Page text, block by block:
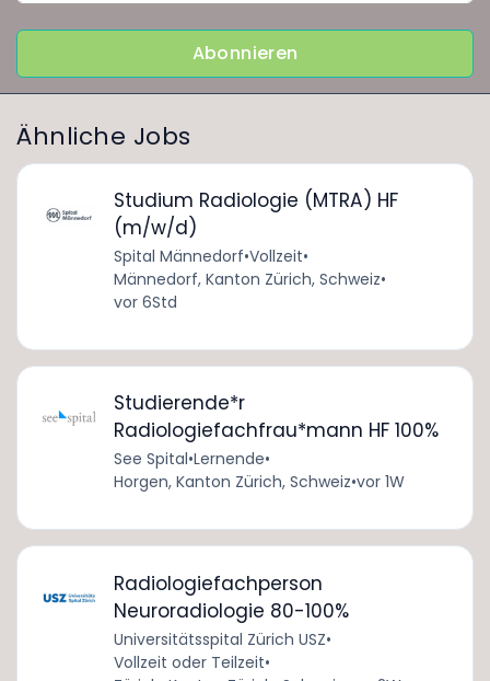
Abonnieren
Ähnliche Jobs
Studium Radiologie (MTRA) HF
(m/w/d)
Spital Männedorf•Vollzeit•
Männedorf, Kanton Zürich, Schweiz•
vor 6Std
Studierende*r
Radiologiefachfrau*mann HF 100%
See Spital•Lernende•
Horgen, Kanton Zürich, Schweiz•vor 1W
Radiologiefachperson
Neuroradiologie 80-100%
Universitätsspital Zürich USZ•
Vollzeit oder Teilzeit•